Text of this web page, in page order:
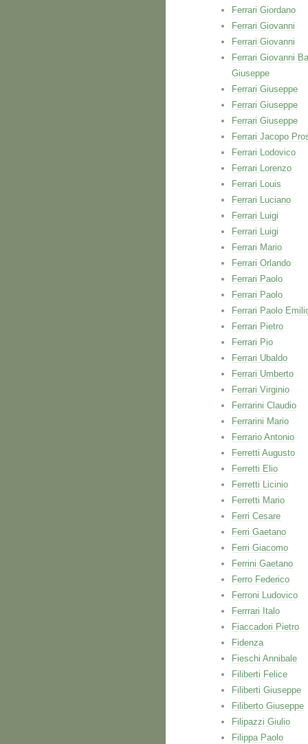
Ferrari Giordano
Ferrari Giovanni
Ferrari Giovanni
Ferrari Giovanni
Giuseppe
Ferrari Giuseppe
Ferrari Giuseppe
Ferrari Giuseppe
Ferrari Jacopo
Ferrari Lodovico
Ferrari Lorenzo
Ferrari Louis
Ferrari Luciano
Ferrari Luigi
Ferrari Luigi
Ferrari Mario
Ferrari Orlando
Ferrari Paolo
Ferrari Paolo
Ferrari Paolo
Ferrari Pietro
Ferrari Pio
Ferrari Ubaldo
Ferrari Umberto
Ferrari Virginio
Ferrarini Claudio
Ferrarini Mario
Ferrario Antonio
Ferretti Augusto
Ferretti Elio
Ferretti Licinio
Ferretti Mario
Ferri Cesare
Ferri Gaetano
Ferri Giacomo
Ferrini Gaetano
Ferro Federico
Ferroni Ludovico
Ferrrari Italo
Fiaccadori Pietro
Fidenza
Fieschi Annibale
Filiberti Felice
Filiberti Giuseppe
Filiberto Giuseppe
Filipazzi Giulio
Filippa Paolo